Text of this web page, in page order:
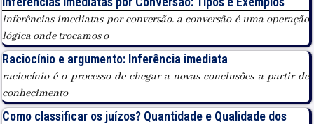
inferências imediatas por conversão. a conversão é uma operação
lógica onde trocamos o
Raciocínio e argumento: Inferência imediata
raciocínio é o processo de chegar a novas conclusões a partir de
conhecimento
Como classificar os juízos? Quantidade e Qualidade dos